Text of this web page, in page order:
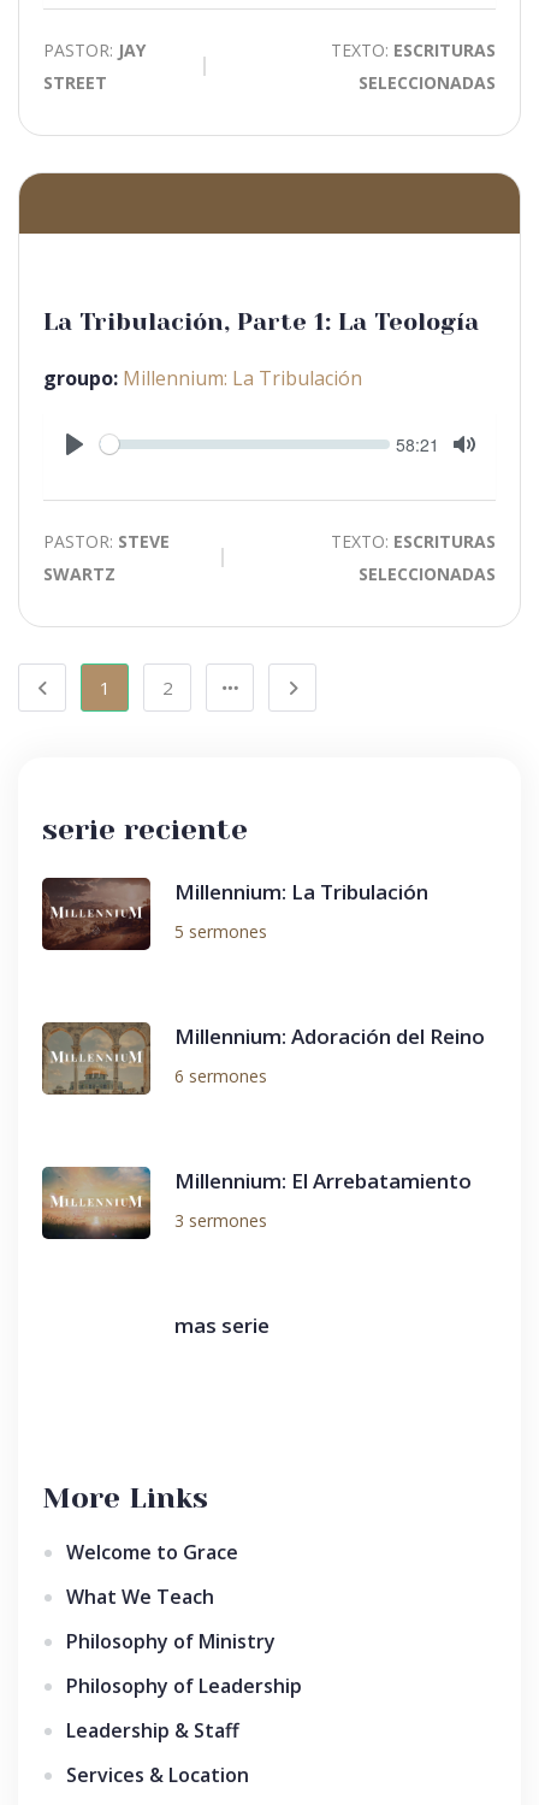
PASTOR: JAY
STREET
TEXTO: ESCRITURAS
SELECCIONADAS
La Tribulación, Parte 1: La Teología
groupo: Millennium: La Tribulación
Play
Seek Current
time
58:21
PASTOR: STEVE
SWARTZ
TEXTO: ESCRITURAS
SELECCIONADAS
1 2
serie reciente
Millennium: La Tribulación
5 sermones
Millennium: Adoración del Reino
6 sermones
Millennium: El Arrebatamiento
3 sermones
mas serie
More Links
Welcome to Grace
What We Teach
Philosophy of Ministry
Philosophy of Leadership
Leadership & Staff
Services & Location